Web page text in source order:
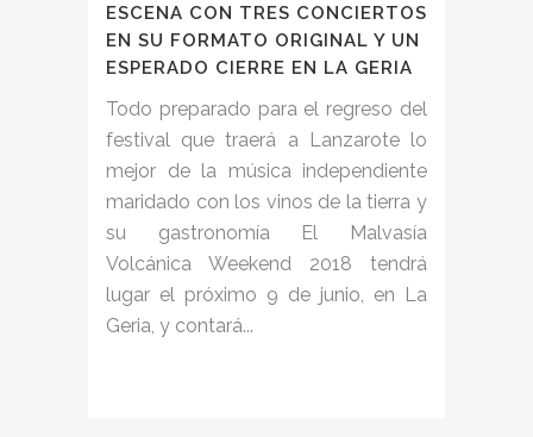
ESCENA CON TRES CONCIERTOS
EN SU FORMATO ORIGINAL Y UN
ESPERADO CIERRE EN LA GERIA
Todo preparado para el regreso del
festival que traerá a Lanzarote lo
mejor de la música independiente
maridado con los vinos de la tierra y
su gastronomía El Malvasía
Volcánica Weekend 2018 tendrá
lugar el próximo 9 de junio, en La
Geria, y contará...